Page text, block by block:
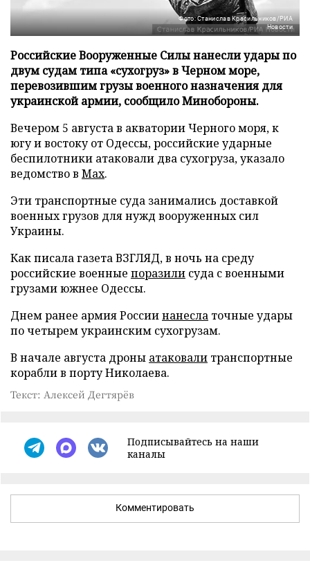
Фото: Станислав Красильников/РИА
Новости
Российские Вооруженные Силы нанесли удары по
двум судам типа «сухогруз» в Черном море,
перевозившим грузы военного назначения для
украинской армии, сообщило Минобороны.
Вечером 5 августа в акватории Черного моря, к
югу и востоку от Одессы, российские ударные
беспилотники атаковали два сухогруза, указало
ведомство в Max.
Эти транспортные суда занимались доставкой
военных грузов для нужд вооруженных сил
Украины.
Как писала газета ВЗГЛЯД, в ночь на среду
российские военные поразили суда с военными
грузами южнее Одессы.
Днем ранее армия Россиинанесла точные удары
по четырем украинским сухогрузам.
В начале августа дроны атаковали транспортные
корабли в порту Николаева.
Текст: Алексей Дегтярёв
Подписывайтесь на наши
каналы
Комментировать